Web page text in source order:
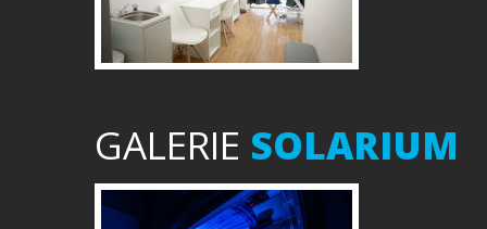
GALERIE SOLARIUM
Předchozí